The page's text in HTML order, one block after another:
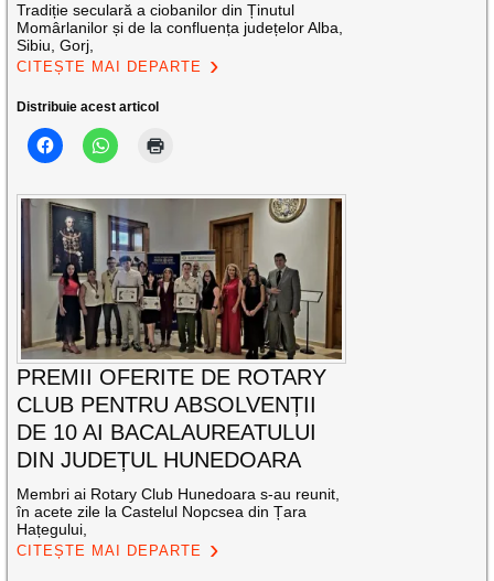
Tradiție seculară a ciobanilor din Ținutul
Momârlanilor și de la confluența județelor Alba,
Sibiu, Gorj,
CITEȘTE MAI DEPARTE
Distribuie acest articol
PREMII OFERITE DE ROTARY
CLUB PENTRU ABSOLVENȚII
DE 10 AI BACALAUREATULUI
DIN JUDEȚUL HUNEDOARA
Membri ai Rotary Club Hunedoara s-au reunit,
în acete zile la Castelul Nopcsea din Țara
Hațegului,
CITEȘTE MAI DEPARTE